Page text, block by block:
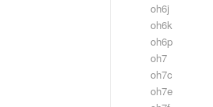
oh6j
oh6k
oh6p
oh7
oh7c
oh7e